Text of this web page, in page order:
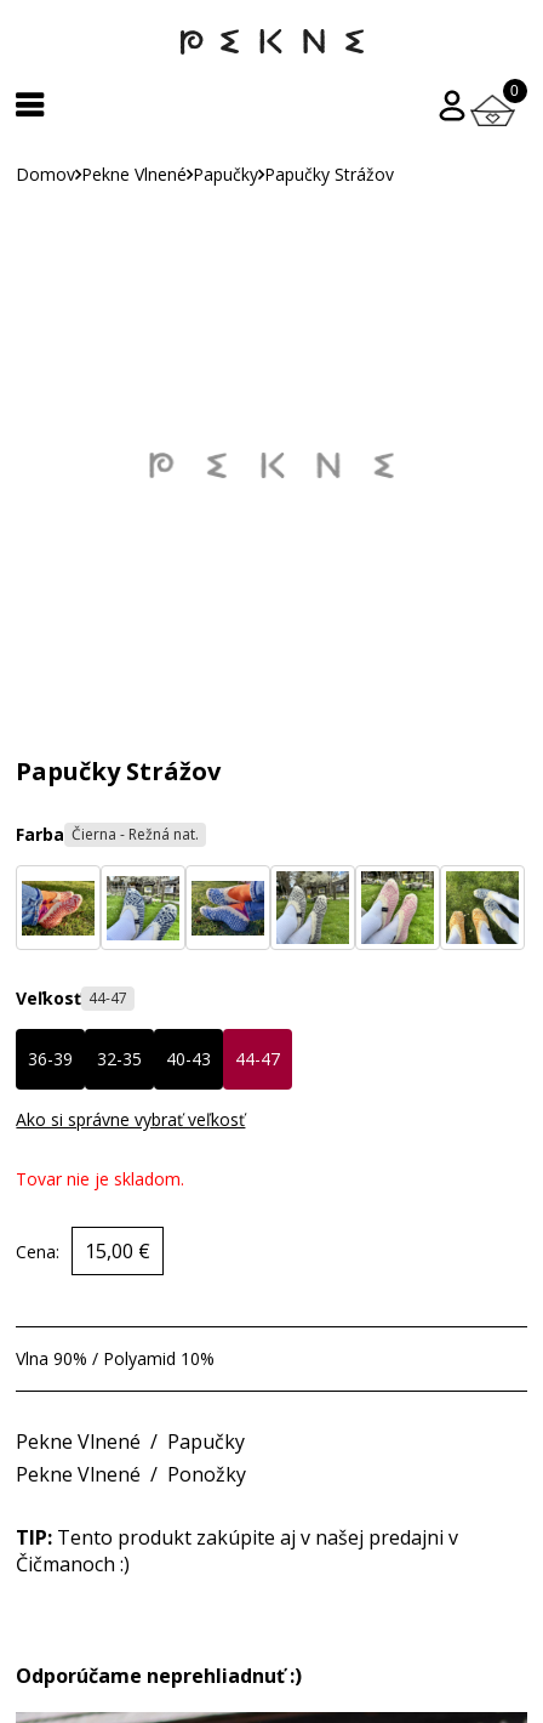
0
Domov Pekne Vlnené Papučky Papučky Strážov
Papučky Strážov
Farba Čierna - Režná nat.
Veľkosť 44-47
36-39 32-35 40-43 44-47
Ako si správne vybrať veľkosť
Tovar nie je skladom.
Cena: 15,00 €
Vlna 90% / Polyamid 10%
Pekne Vlnené / Papučky
Pekne Vlnené / Ponožky
TIP: Tento produkt zakúpite aj v našej predajni v
Čičmanoch :)
Odporúčame neprehliadnuť :)